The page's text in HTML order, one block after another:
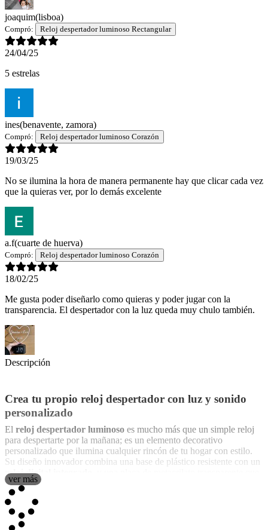
joaquim(lisboa)
Compró: Reloj despertador luminoso Rectangular
24/04/25
5 estrelas
ines(benavente, zamora)
Compró: Reloj despertador luminoso Corazón
19/03/25
No se ilumina la hora de manera permanente hay que clicar cada vez
que la quieras ver, por lo demás excelente
a.f(cuarte de huerva)
Compró: Reloj despertador luminoso Corazón
18/02/25
Me gusta poder diseñarlo como quieras y poder jugar con la
transparencia. El despertador con la luz queda muy chulo también.
Descripción
Crea tu propio reloj despertador con luz y sonido
personalizado
El reloj despertador luminoso es mucho más que un simple reloj
para despertarte por la mañana; es un elemento decorativo
personalizado que ilumina cualquier rincón de tu hogar con estilo.
Su diseño innovador combina una base de plástico resistente con un
reloj digital integrado
se puede personalizar al gusto. Puedes añadir tu foto favorita, un
texto especial, una imagen que te inspire o cualquier diseño que
desees. Esta placa no solo sirve como marco para tus recuerdos más
preciados, sino que, cuando se enciende la luz, la imagen o el diseño
brillan intensamente
ver más